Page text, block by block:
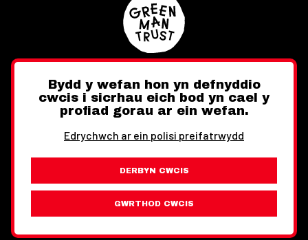
Twitter FacebookInstagram
Ewch i'r Wefan Toward
Gwybodaeth Cyfreithiol
Wythnos Cymru Llundain © Hawlfraint 2026
Bydd y wefan hon yn defnyddio
cwcis i sicrhau eich bod yn cael y
profiad gorau ar ein wefan.
Edrychwch ar ein polisi preifatrwydd
DERBYN CWCIS
GWRTHOD CWCIS